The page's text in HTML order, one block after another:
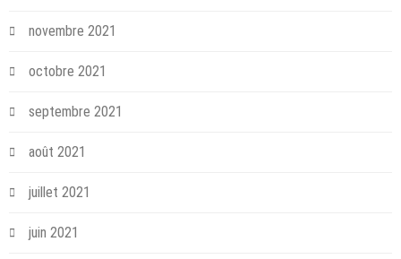
novembre 2021
octobre 2021
septembre 2021
août 2021
juillet 2021
juin 2021